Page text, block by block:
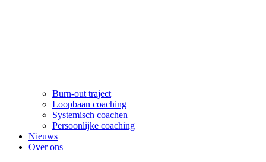
Burn-out traject
Loopbaan coaching
Systemisch coachen
Persoonlijke coaching
Nieuws
Over ons